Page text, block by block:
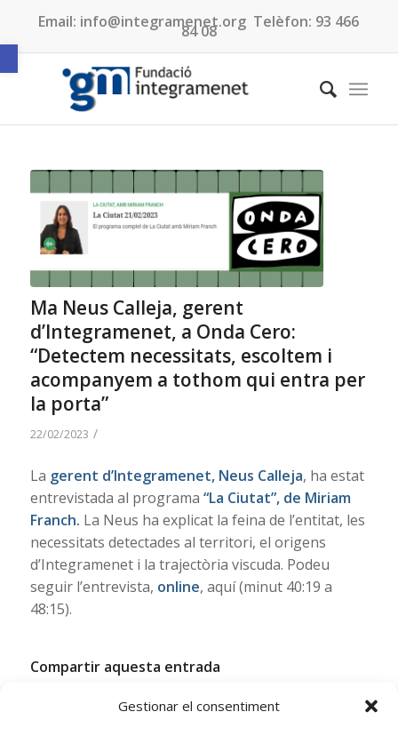
Obre la barra d'eines
Gestionar el consentiment
Email: info@integramenet.org Telèfon: 93 466
84 08
Ma Neus Calleja, gerent
d’Integramenet, a Onda Cero:
“Detectem necessitats, escoltem i
acompanyem a tothom qui entra per
la porta”
22/02/2023 /
La gerent d’Integramenet, Neus Calleja, ha estat
entrevistada al programa “La Ciutat”, de Miriam
Franch. La Neus ha explicat la feina de l’entitat, les
necessitats detectades al territori, el origens
d’Integramenet i la trajectòria viscuda. Podeu
seguir l’entrevista, online, aquí (minut 40:19 a
48:15).
Compartir aquesta entrada